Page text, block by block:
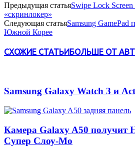
Предыдущая статьяSwipe Lock
«скринлокер»
Следующая статьяSamsung GamePad
Южной Корее
СХОЖИЕ СТАТЬИБОЛЬШЕ ОТ
Samsung Galaxy Watch 3 и
Камера Galaxy A50 получит
Супер Слоу-Мо